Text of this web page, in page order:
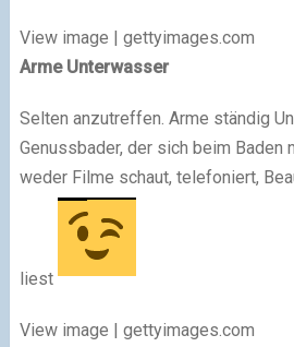
View image | gettyimages.com
Arme Unterwasser
Selten anzutreffen. Arme ständig
Genussbader, der sich beim Baden
weder Filme schaut, telefoniert,
liest
View image | gettyimages.com